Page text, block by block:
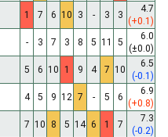
1 7 6 10 3 - 3 3
4.7
(+0.1)
- 3 7 3 8 5 11 5
6.0
(±0.0)
5 6 10 1 9 4 7 10
6.5
(-0.1)
4 5 9 12 7 - 5 6
6.9
(+0.8)
7 10 8 5 14 6 1 7
7.3
(-0.2)